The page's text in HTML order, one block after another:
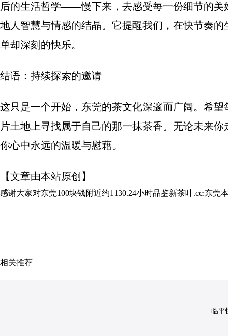
后的生活哲学——慢下来，去感受每一份细节的美
地人智慧与情感的结晶。它提醒我们，在快节奏
单却深刻的快乐。
结语：持续探索的邀请
这只是一个开始，东莞的茶文化深邃而广阔。希
片土地上寻找属于自己的那一抹茶香。无论未来
你心中永远的温暖与慰藉。
【文章由本站原创】
感谢大家对东莞100块钱附近约1130.24小时品鉴新茶叶.cc:东莞
相关推荐
临平